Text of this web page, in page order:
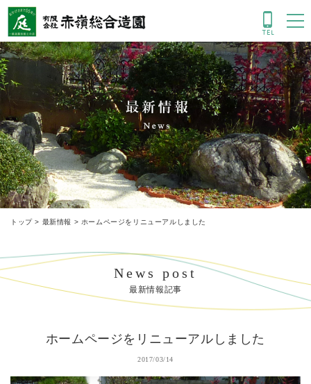
最新情報
トップ> 最新情報 > ホームページをリニューアルしました
News post
最新情報記事
ホームページをリニューアルしました
2017/03/14